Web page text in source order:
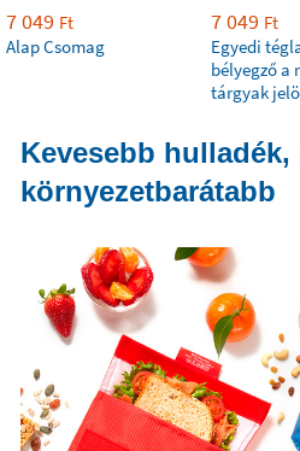
7 049 Ft
Alap Csomag
7 049 Ft
Egyedi
bélyegző a
tárgyak
Kevesebb
környezetbarátabb